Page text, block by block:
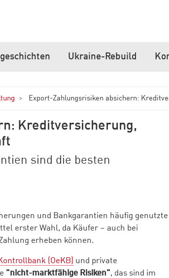
Ukraine-Rebuild
Export-Zahlungsrisiken absichern:
Kreditversicherung,
sind die besten
und Bankgarantien häufig genutzte
erster Wahl, da Käufer – auch bei
erheben können.
(OeKB) und private
"nicht-marktfähige Risiken", das sind im